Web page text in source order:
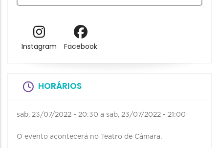
Instagram Facebook
HORÁRIOS
sab, 23/07/2022 - 20:30 a sab, 23/07/2022 - 21:00
O evento acontecerá no Teatro de Câmara.